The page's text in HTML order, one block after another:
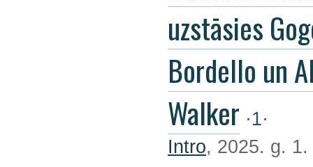
uzstāsies
Bordello un
Walker ·1·
Intro, 2025. g.